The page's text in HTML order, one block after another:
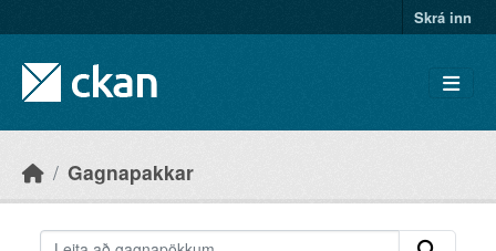
Skrá inn
Gagnapakkar